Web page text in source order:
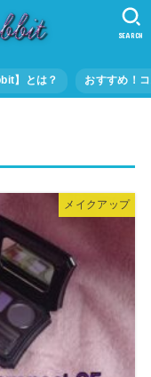
】とは？ おすすめ！
SEARCH
メイクアップ